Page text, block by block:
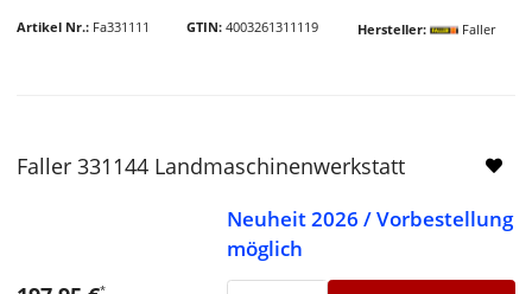
Artikel Nr. Fa331111 GTIN 4003261311119 Hersteller Faller
Faller 331144 Landmaschinenwerkstatt
Neuheit 2026 / Vorbestellung
möglich
*